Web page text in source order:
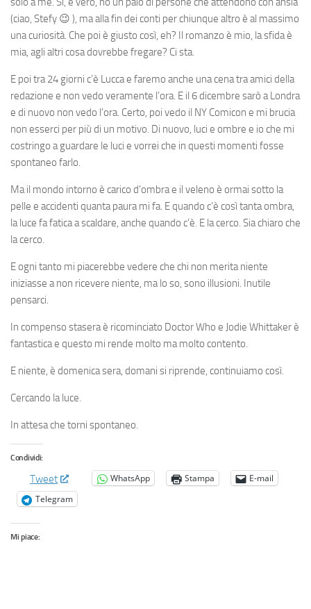
(ciao, Stefy 😉 ), ma alla fin dei conti per chiunque altro è al massimo
una curiosità. Che poi è giusto così, eh? Il romanzo è mio, la sfida è
mia, agli altri cosa dovrebbe fregare? Ci sta.
E poi tra 24 giorni c’è Lucca e faremo anche una cena tra amici della
redazione e non vedo veramente l’ora. E il 6 dicembre sarò a Londra
e di nuovo non vedo l’ora. Certo, poi vedo il NY Comicon e mi brucia
non esserci per più di un motivo. Di nuovo, luci e ombre e io che mi
costringo a guardare le luci e vorrei che in questi momenti fosse
spontaneo farlo.
Ma il mondo intorno è carico d’ombra e il veleno è ormai sotto la
pelle e accidenti quanta paura mi fa. E quando c’è così tanta ombra,
la luce fa fatica a scaldare, anche quando c’è. E la cerco. Sia chiaro che
la cerco.
E ogni tanto mi piacerebbe vedere che chi non merita niente
iniziasse a non ricevere niente, ma lo so, sono illusioni. Inutile
pensarci.
In compenso stasera è ricominciato Doctor Who e Jodie Whittaker è
fantastica e questo mi rende molto ma molto contento.
E niente, è domenica sera, domani si riprende, continuiamo così.
Cercando la luce.
In attesa che torni spontaneo.
Condividi:
Tweet WhatsApp Stampa
E-mail
Telegram
Mi piace: